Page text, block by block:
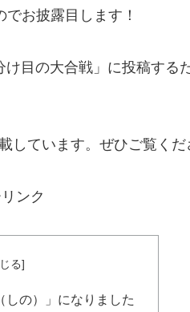
お披露目します！
目の大合戦」に投稿する
しています。ぜひご覧くだ
ンク
しの）」になりました